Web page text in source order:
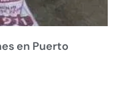
en Puerto